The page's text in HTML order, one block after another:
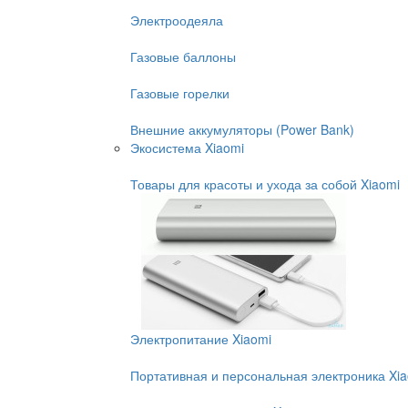
Электроодеяла
Газовые баллоны
Газовые горелки
Внешние аккумуляторы (Power Bank)
Экосистема Xiaomi
Товары для красоты и ухода за собой Xiaomi
Электропитание Xiaomi
Портативная и персональная электроника